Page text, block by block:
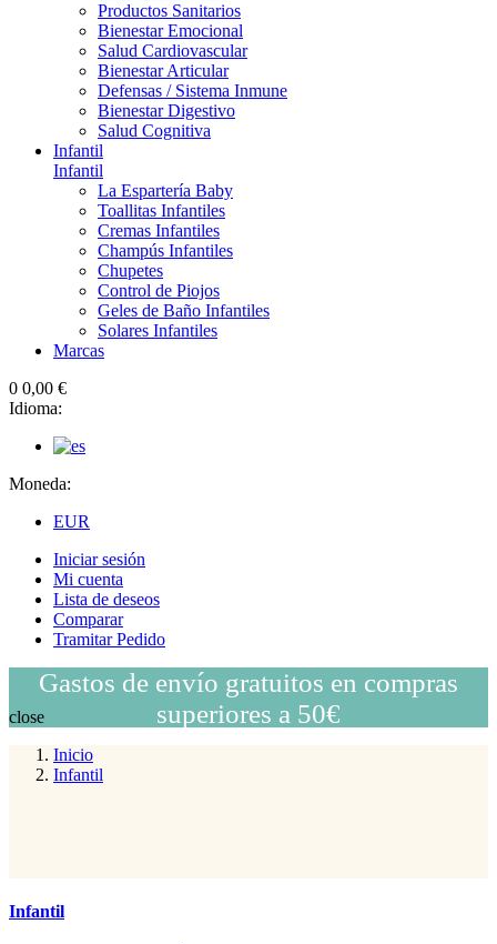
Productos Sanitarios
Bienestar Emocional
Salud Cardiovascular
Bienestar Articular
Defensas / Sistema Inmune
Bienestar Digestivo
Salud Cognitiva
Infantil
Infantil
La Espartería Baby
Toallitas Infantiles
Cremas Infantiles
Champús Infantiles
Chupetes
Control de Piojos
Geles de Baño Infantiles
Solares Infantiles
Marcas
0 0,00 €
Idioma:
Moneda:
EUR
Iniciar sesión
Mi cuenta
Lista de deseos
Comparar
Tramitar Pedido
Gastos de envío gratuitos en compras
superiores a 50€
close
Inicio
Infantil
Infantil